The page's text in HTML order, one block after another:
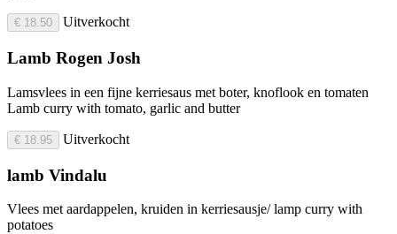
€ 18.50 Uitverkocht
Lamb Rogen Josh
Lamsvlees in een fijne kerriesaus met boter, knoflook en tomaten
Lamb curry with tomato, garlic and butter
€ 18.95 Uitverkocht
lamb Vindalu
Vlees met aardappelen, kruiden in kerriesausje/ lamp curry with
potatoes